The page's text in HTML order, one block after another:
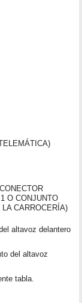
O CONJUNTO
CARROCERÍA)
altavoz delantero
del altavoz
tabla.